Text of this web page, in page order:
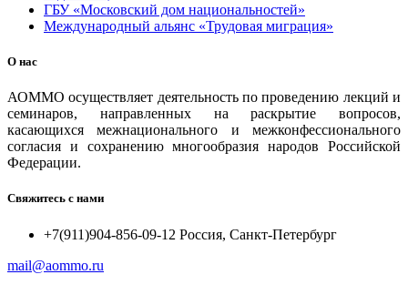
ГБУ «Московский дом национальностей»
Международный альянс «Трудовая миграция»
О нас
АОММО осуществляет деятельность по проведению лекций и
семинаров, направленных на раскрытие вопросов,
касающихся межнационального и межконфессионального
согласия и сохранению многообразия народов Российской
Федерации.
Свяжитесь с нами
+7(911)904-856-09-12 Россия, Санкт-Петербург
mail@aommo.ru